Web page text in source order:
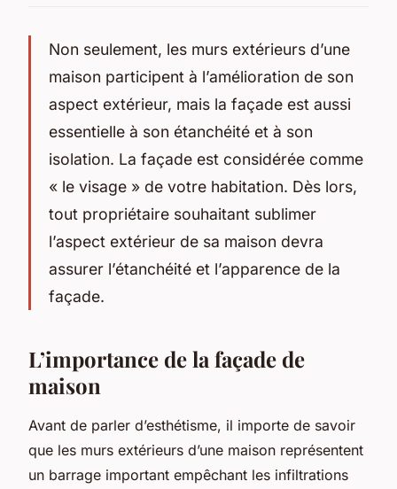
Non seulement, les murs extérieurs d’une
maison participent à l’amélioration de son
aspect extérieur, mais la façade est aussi
essentielle à son étanchéité et à son
isolation. La façade est considérée comme
« le visage » de votre habitation. Dès lors,
tout propriétaire souhaitant sublimer
l’aspect extérieur de sa maison devra
assurer l’étanchéité et l’apparence de la
façade.
L’importance de la façade de
maison
Avant de parler d’esthétisme, il importe de savoir
que les murs extérieurs d’une maison représentent
un barrage important empêchant les infiltrations